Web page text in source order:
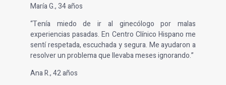
María G., 34 años
“Tenía miedo de ir al ginecólogo por malas
experiencias pasadas. En Centro Clínico Hispano me
sentí respetada, escuchada y segura. Me ayudaron a
resolver un problema que llevaba meses ignorando.”
Ana R., 42 años